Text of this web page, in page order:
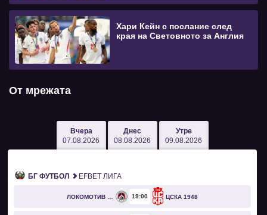
Хари Кейн с послание след
края на Световното за Англия
От мрежата
Вчера
07.08.2026
Днес
08.08.2026
Утре
09.08.2026
БГ ФУТБОЛ EFBET ЛИГА
19 00 ЦСКА 1948